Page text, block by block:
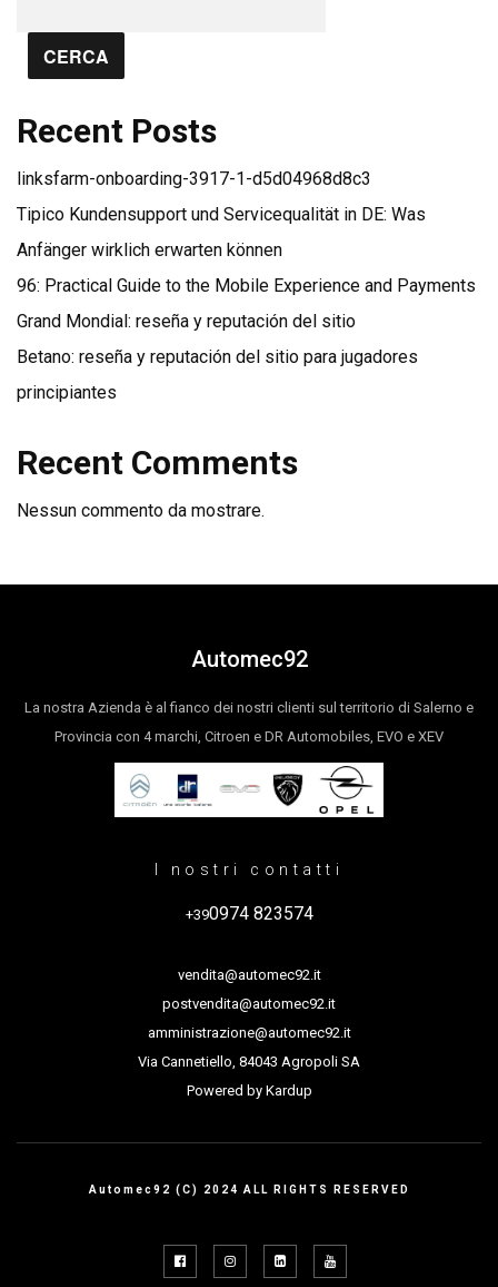
CERCA
Recent Posts
linksfarm-onboarding-3917-1-d5d04968d8c3
Tipico Kundensupport und Servicequalität in DE: Was
Anfänger wirklich erwarten können
96: Practical Guide to the Mobile Experience and Payments
Grand Mondial: reseña y reputación del sitio
Betano: reseña y reputación del sitio para jugadores
principiantes
Recent Comments
Nessun commento da mostrare.
Automec92
La nostra Azienda è al fianco dei nostri clienti sul territorio di Salerno e
Provincia con 4 marchi, Citroen e DR Automobiles, EVO e XEV
I nostri contatti
+390974 823574
vendita@automec92.it
postvendita@automec92.it
amministrazione@automec92.it
Via Cannetiello, 84043 Agropoli SA
Powered by Kardup
Automec92 (C) 2024 ALL RIGHTS RESERVED